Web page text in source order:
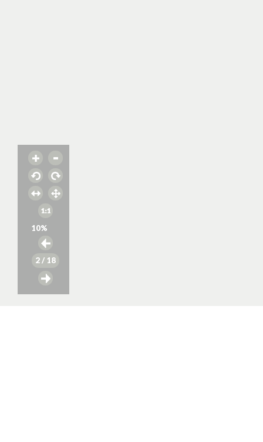
10%
2/ 18